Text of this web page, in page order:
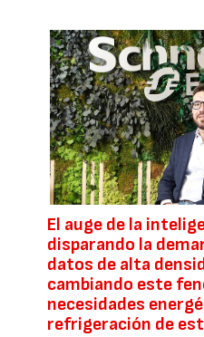
El auge de la
disparando la
datos de alta
cambiando este
necesidades
refrigeración de